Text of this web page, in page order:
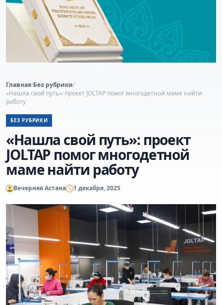
Главная/Без рубрики/
«Нашла свой путь»: проект JOLTAP помог многодетной маме найти
работу
БЕЗ РУБРИКИ
«Нашла свой путь»: проект
JOLTAP помог многодетной
маме найти работу
Вечерняя Астана 1 декабря, 2025